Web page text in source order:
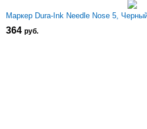
Маркер Dura-Ink Needle Nose 5,
364 руб.